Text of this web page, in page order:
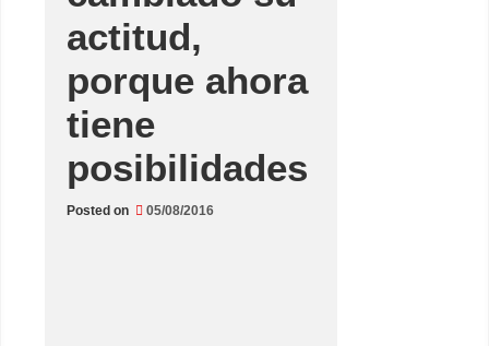
actitud,
porque ahora
tiene
posibilidades
Posted on 05/08/2016